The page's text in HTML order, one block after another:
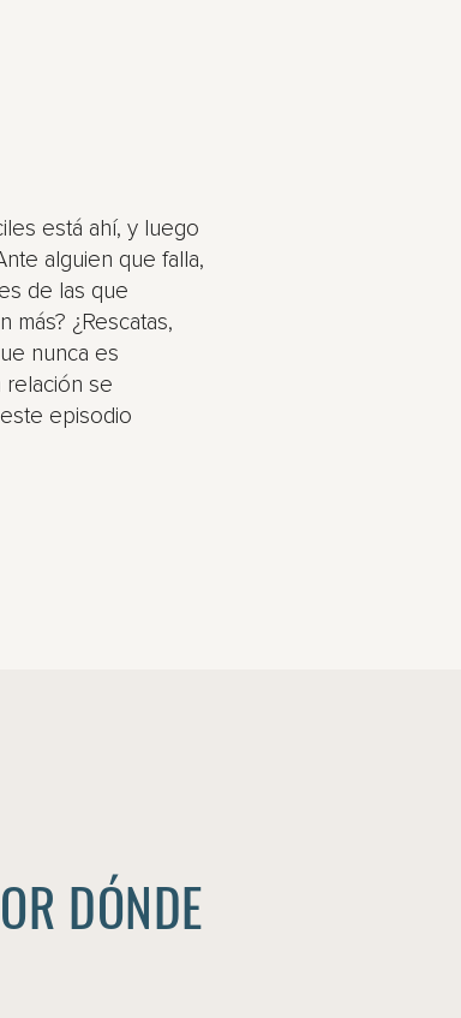
está ahí, y luego
alguien que falla,
de las que
¿Rescatas,
nunca es
relación se
episodio
DÓNDE